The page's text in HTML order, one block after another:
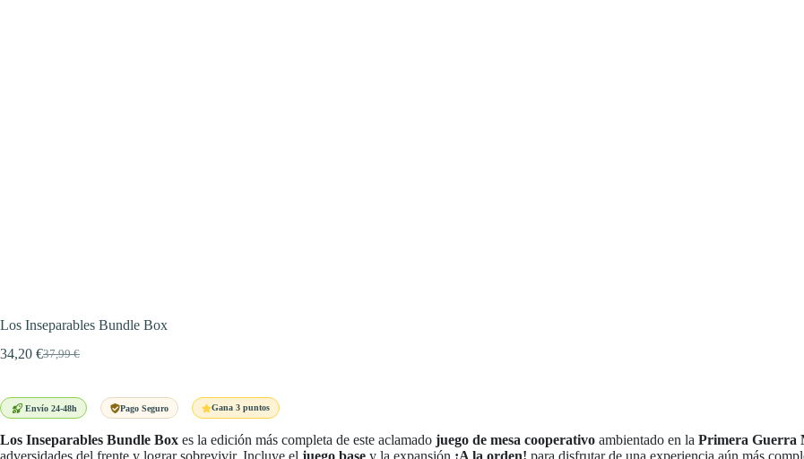
Los Inseparables Bundle Box
37,99€
El
era:
34,20 €El
es:
Envío 24-48h Pago Seguro Gana 3 puntos
Los Inseparables Bundle Box es la edición más completa de este aclamado juego de mesa cooperativo ambientado en la Primera Guerra